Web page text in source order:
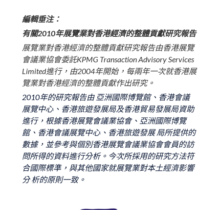
編輯垂注：
有關2010年展覽業對香港經濟的整體貢獻研究報告
展覽業對香港經濟的整體貢獻研究報告由香港展覽
會議業協會委託KPMG Transaction Advisory Services
Limited進行，由2004年開始，每兩年一次就香港展
覽業對香港經濟的整體貢獻作出研究。
2010年的研究報告由 亞洲國際博覽館、香港會議
展覽中心、香港旅遊發展局及香港貿易發展局資助
進行，根據香港展覽會議業協會、亞洲國際博覽
館、香港會議展覽中心、香港旅遊發展 局所提供的
數據，並參考與個別香港展覽會議業協會會員的訪
問所得的資料進行分析。今次所採用的研究方法符
合國際標準，與其他國家就展覽業對本土經濟影響
分 析的原則一致。